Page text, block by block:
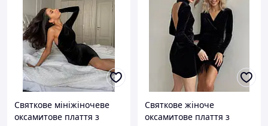
Святкове мініжіночеве
оксамитове плаття з
Святкове жіноче
оксамитове плаття з